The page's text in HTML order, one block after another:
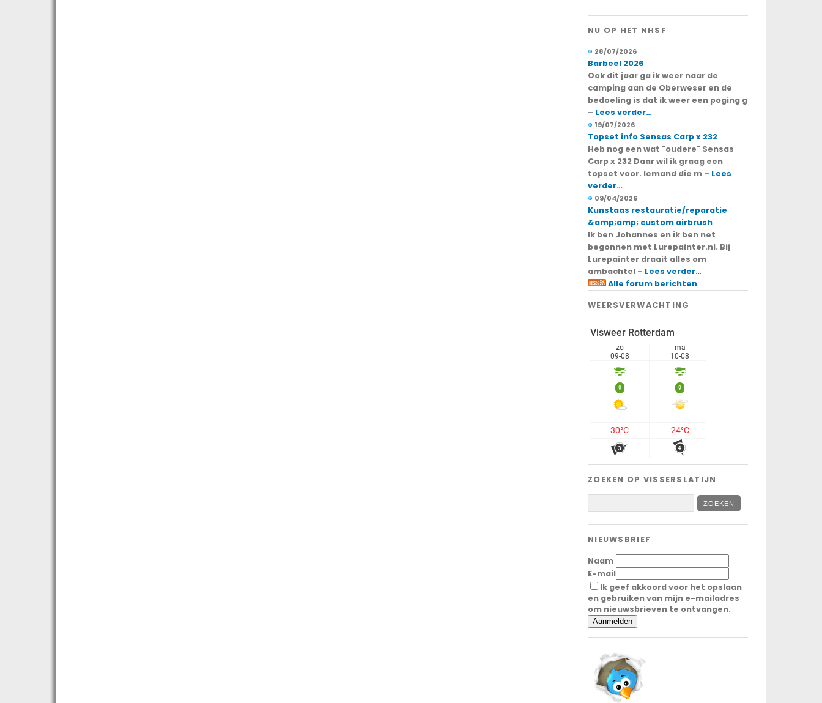
NU OP HET NHSF
28/07/2026
Barbeel 2026
Ook dit jaar ga ik weer naar de
camping aan de Oberweser en de
bedoeling is dat ik weer een poging g
– Lees verder…
19/07/2026
Topset info Sensas Carp x 232
Heb nog een wat "oudere" Sensas
Carp x 232 Daar wil ik graag een
topset voor. Iemand die m – Lees
verder…
09/04/2026
Kunstaas restauratie/reparatie
&amp;amp; custom airbrush
Ik ben Johannes en ik ben net
begonnen met Lurepainter.nl. Bij
Lurepainter draait alles om
ambachtel – Lees verder…
Alle forum berichten
WEERSVERWACHTING
ZOEKEN OP VISSERSLATIJN
NIEUWSBRIEF
Naam
E-mail
Ik geef akkoord voor het opslaan
en gebruiken van mijn e-mailadres
om nieuwsbrieven te ontvangen.